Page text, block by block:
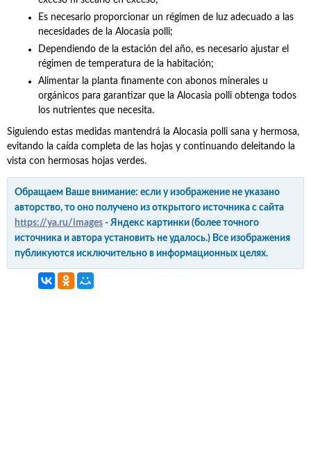
Es necesario proporcionar un régimen de luz adecuado a las
necesidades de la Alocasia polli;
Dependiendo de la estación del año, es necesario ajustar el
régimen de temperatura de la habitación;
Alimentar la planta finamente con abonos minerales u
orgánicos para garantizar que la Alocasia polli obtenga todos
los nutrientes que necesita.
Siguiendo estas medidas mantendrá la Alocasia polli sana y hermosa,
evitando la caída completa de las hojas y continuando deleitando la
vista con hermosas hojas verdes.
Обращаем Ваше внимание: если у изображение не указано
авторство, то оно получено из открытого источника с сайта
https://ya.ru/images - Яндекс картинки (более точного
источника и автора установить не удалось.) Все изображения
публикуются исключительно в информационных целях.